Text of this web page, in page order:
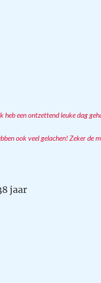
heb een ontzettend leuke dag
ook veel gelachen! Zeker de
jaar